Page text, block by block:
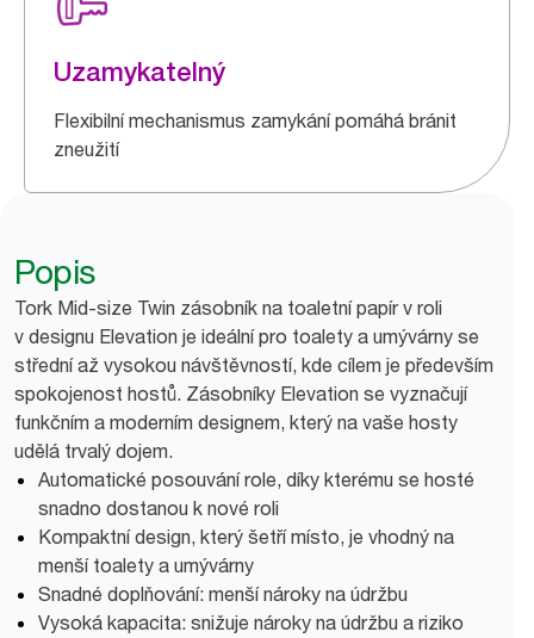
Uzamykatelný
Flexibilní mechanismus zamykání pomáhá bránit
zneužití
Popis
Tork Mid-size Twin zásobník na toaletní papír v roli
v designu Elevation je ideální pro toalety a umývárny se
střední až vysokou návštěvností, kde cílem je především
spokojenost hostů. Zásobníky Elevation se vyznačují
funkčním a moderním designem, který na vaše hosty
udělá trvalý dojem.
Automatické posouvání role, díky kterému se hosté
snadno dostanou k nové roli
Kompaktní design, který šetří místo, je vhodný na
menší toalety a umývárny
Snadné doplňování: menší nároky na údržbu
Vysoká kapacita: snižuje nároky na údržbu a riziko